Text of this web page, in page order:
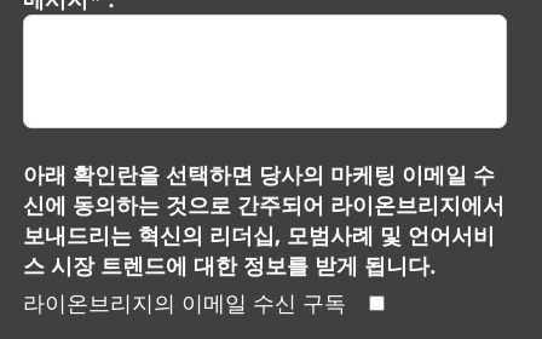
아래 확인란을 선택하면 당사의 마케팅 이메일 수
신에 동의하는 것으로 간주되어 라이온브리지에서
보내드리는 혁신의 리더십, 모범사례 및 언어서비
스 시장 트렌드에 대한 정보를 받게 됩니다.
라이온브리지의 이메일 수신 구독